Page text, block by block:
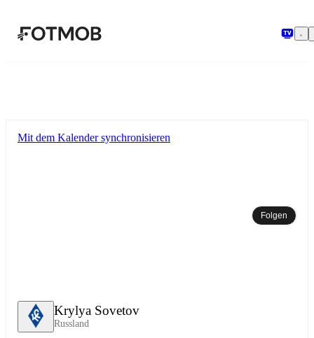
Krylya Sovetov
Russland
Mit dem Kalender synchronisieren
Folgen